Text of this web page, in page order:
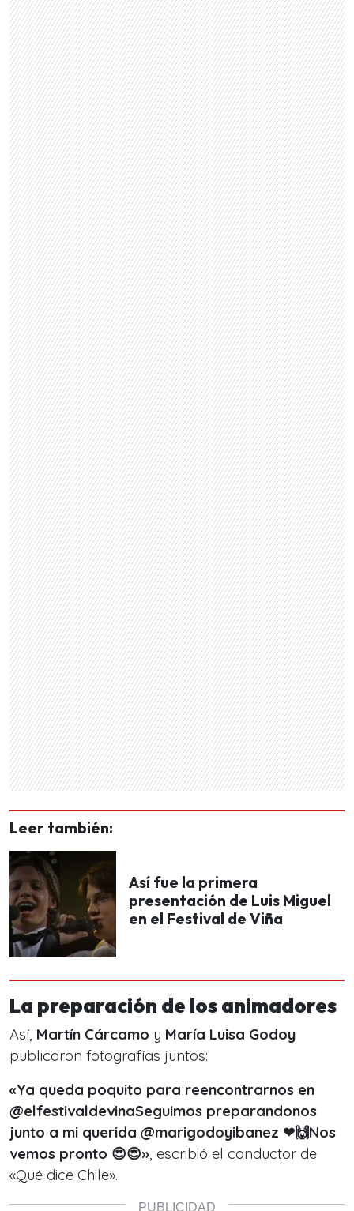
Leer también:
Así fue la primera
presentación de Luis Miguel
en el Festival de Viña
La preparación de los animadores
Así, Martín Cárcamo y María Luisa Godoy
publicaron fotografías juntos:
«Ya queda poquito para reencontrarnos en
@elfestivaldevinaSeguimos preparandonos
junto a mi querida @marigodoyibanez ❤🙌Nos
vemos pronto 😍😍», escribió el conductor de
«Qué dice Chile».